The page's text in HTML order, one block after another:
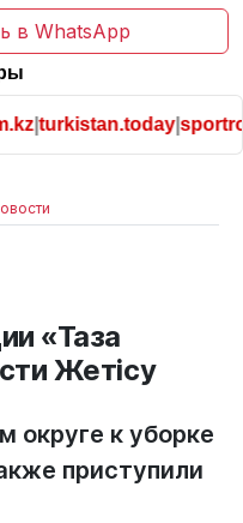
в WhatsApp
|turkistan.today|
«Таза
Жетісу
округе к уборке
приступили